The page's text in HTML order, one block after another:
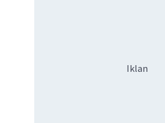
Iklan